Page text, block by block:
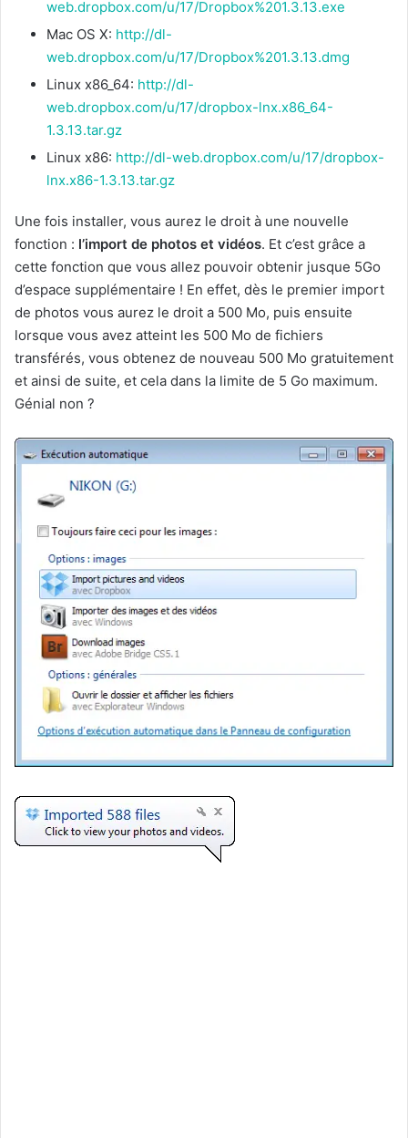
web.dropbox.com/u/17/Dropbox%201.3.13.exe
Mac OS X: http://dl-
web.dropbox.com/u/17/Dropbox%201.3.13.dmg
Linux x86_64: http://dl-
web.dropbox.com/u/17/dropbox-lnx.x86_64-
1.3.13.tar.gz
Linux x86: http://dl-web.dropbox.com/u/17/dropbox-
lnx.x86-1.3.13.tar.gz
Une fois installer, vous aurez le droit à une nouvelle
fonction : l’import de photos et vidéos. Et c’est grâce a
cette fonction que vous allez pouvoir obtenir jusque 5Go
d’espace supplémentaire ! En effet, dès le premier import
de photos vous aurez le droit a 500 Mo, puis ensuite
lorsque vous avez atteint les 500 Mo de fichiers
transférés, vous obtenez de nouveau 500 Mo gratuitement
et ainsi de suite, et cela dans la limite de 5 Go maximum.
Génial non ?